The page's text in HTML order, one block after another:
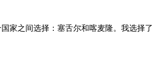
家之间选择：塞舌尔和喀麦隆。我选